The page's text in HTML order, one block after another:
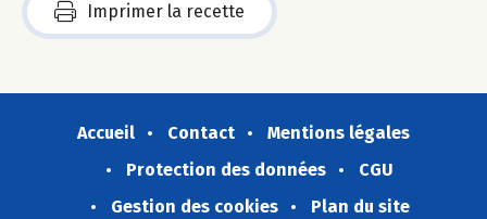
Imprimer la recette
Accueil Contact
Mentions légales
Protection des données
CGU
Gestion des cookies
Plan du site